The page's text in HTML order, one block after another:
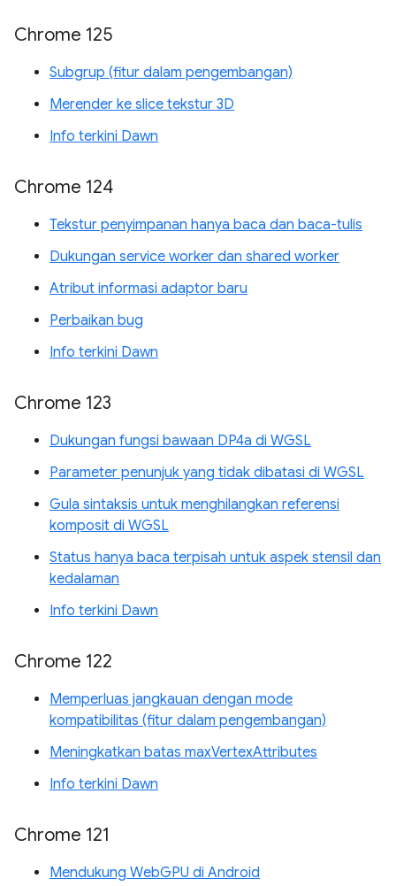
Chrome 125
Subgrup (fitur dalam pengembangan)
Merender ke slice tekstur 3D
Info terkini Dawn
Chrome 124
Tekstur penyimpanan hanya baca dan baca-tulis
Dukungan service worker dan shared worker
Atribut informasi adaptor baru
Perbaikan bug
Info terkini Dawn
Chrome 123
Dukungan fungsi bawaan DP4a di WGSL
Parameter penunjuk yang tidak dibatasi di WGSL
Gula sintaksis untuk menghilangkan referensi
komposit di WGSL
Status hanya baca terpisah untuk aspek stensil dan
kedalaman
Info terkini Dawn
Chrome 122
Memperluas jangkauan dengan mode
kompatibilitas (fitur dalam pengembangan)
Meningkatkan batas maxVertexAttributes
Info terkini Dawn
Chrome 121
Mendukung WebGPU di Android